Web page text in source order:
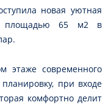
новая уютная
площадью 65 м2 в
этаже современного
при входе
комфортно делит